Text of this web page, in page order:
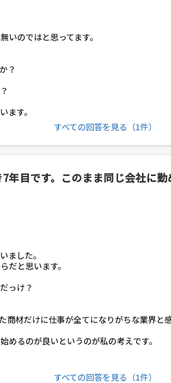
いのではと思ってます。
？
ます。
すべての回答を見る（1件）
年目です。このまま同じ会社に
ました。
だと思います。
っけ？
材だけに仕事が全てになりがちな業界と
めるのが良いというのが私の考えです。
すべての回答を見る（1件）